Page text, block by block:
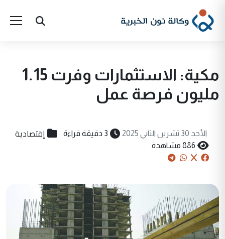
مكية: الاستثمارات وفرت 1.15
مليون فرصة عمل
الأحد 30 تشرين الثاني 2025 3 دقيقة قراءة إقتصادية
886 مشاهدة